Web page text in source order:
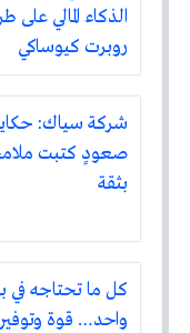
الذكاء المالي على
روبرت كيوساكي
شركة سياك:
صعودٍ كتبت
بثقة
كل ما تحتاجه في
واحد… قوة وتوفير